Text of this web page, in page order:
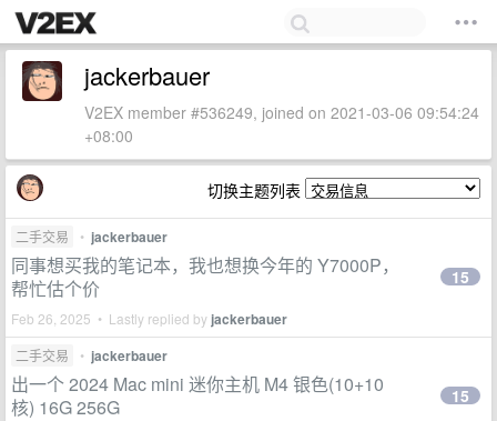
jackerbauer
V2EX member #536249, joined on 2021-03-06 09:54:24
+08:00
切换主题列表
二手交易 • jackerbauer
同事想买我的笔记本，我也想换今年的 Y7000P，
帮忙估个价
Feb 26, 2025 • Lastly replied by jackerbauer
15
二手交易 • jackerbauer
出一个 2024 Mac mini 迷你主机 M4 银色(10+10
核) 16G 256G
15